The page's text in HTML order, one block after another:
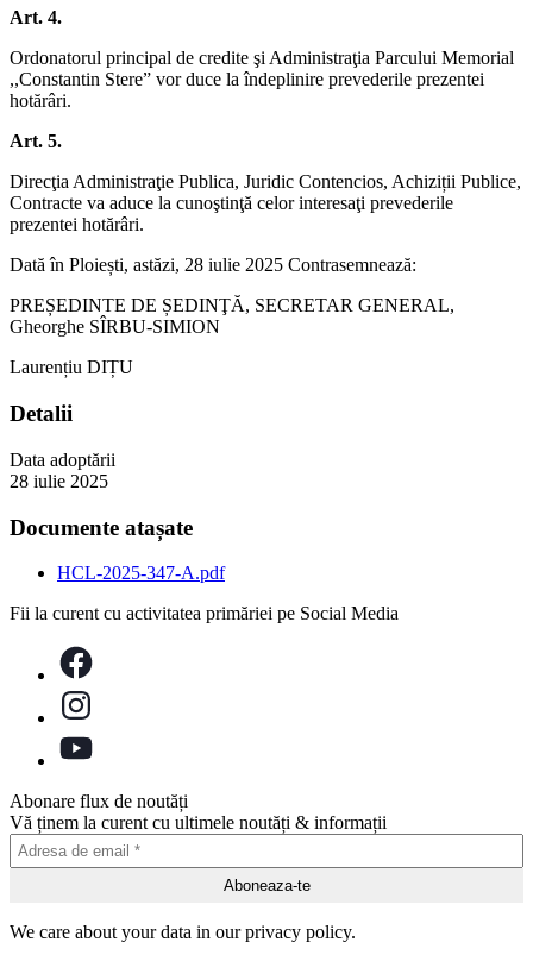
Art. 4.
Ordonatorul principal de credite şi Administraţia Parcului Memorial
,,Constantin Stere” vor duce la îndeplinire prevederile prezentei
hotărâri.
Art. 5.
Direcţia Administraţie Publica, Juridic Contencios, Achiziții Publice,
Contracte va aduce la cunoştinţă celor interesaţi prevederile
prezentei hotărâri.
Dată în Ploiești, astăzi, 28 iulie 2025 Contrasemnează:
PREȘEDINTE DE ȘEDINŢĂ, SECRETAR GENERAL,
Gheorghe SÎRBU-SIMION
Laurențiu DIȚU
Detalii
Data adoptării
28 iulie 2025
Documente atașate
HCL-2025-347-A.pdf
Fii la curent cu activitatea primăriei pe Social Media
Abonare flux de noutăți
Vă ținem la curent cu ultimele noutăți & informații
We care about your data in our privacy policy.